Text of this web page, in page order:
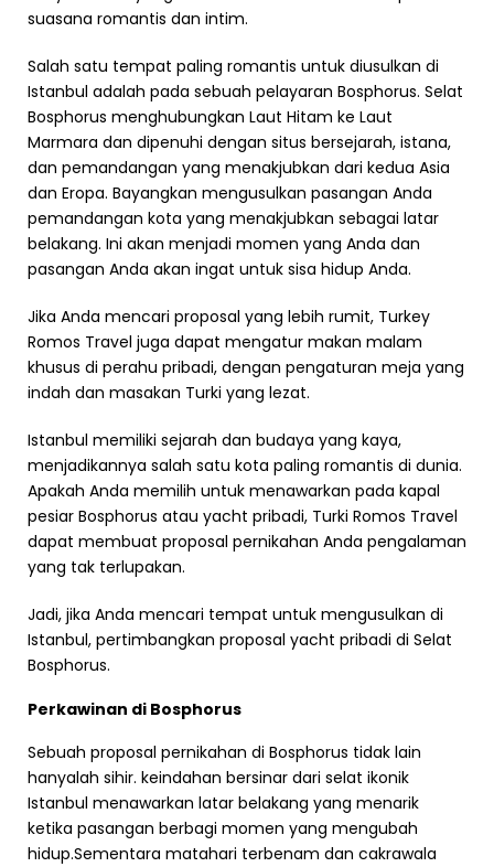
suasana romantis dan intim.
Salah satu tempat paling romantis untuk diusulkan di
Istanbul adalah pada sebuah pelayaran Bosphorus. Selat
Bosphorus menghubungkan Laut Hitam ke Laut
Marmara dan dipenuhi dengan situs bersejarah, istana,
dan pemandangan yang menakjubkan dari kedua Asia
dan Eropa. Bayangkan mengusulkan pasangan Anda
pemandangan kota yang menakjubkan sebagai latar
belakang. Ini akan menjadi momen yang Anda dan
pasangan Anda akan ingat untuk sisa hidup Anda.
Jika Anda mencari proposal yang lebih rumit, Turkey
Romos Travel juga dapat mengatur makan malam
khusus di perahu pribadi, dengan pengaturan meja yang
indah dan masakan Turki yang lezat.
Istanbul memiliki sejarah dan budaya yang kaya,
menjadikannya salah satu kota paling romantis di dunia.
Apakah Anda memilih untuk menawarkan pada kapal
pesiar Bosphorus atau yacht pribadi, Turki Romos Travel
dapat membuat proposal pernikahan Anda pengalaman
yang tak terlupakan.
Jadi, jika Anda mencari tempat untuk mengusulkan di
Istanbul, pertimbangkan proposal yacht pribadi di Selat
Bosphorus.
Perkawinan di Bosphorus
Sebuah proposal pernikahan di Bosphorus tidak lain
hanyalah sihir. keindahan bersinar dari selat ikonik
Istanbul menawarkan latar belakang yang menarik
ketika pasangan berbagi momen yang mengubah
hidup.Sementara matahari terbenam dan cakrawala